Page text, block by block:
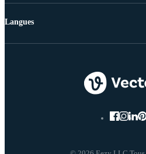
Langues